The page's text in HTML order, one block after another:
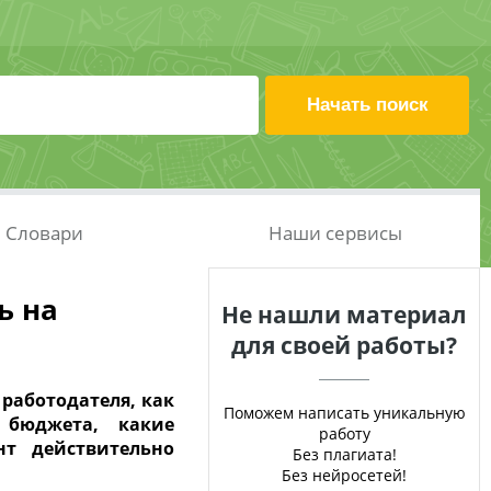
Словари Наши сервисы
на
как
какие
действительно
Не нашли материал
для своей работы?
Поможем написать уникальную
работу
Без плагиата!
Без нейросетей!